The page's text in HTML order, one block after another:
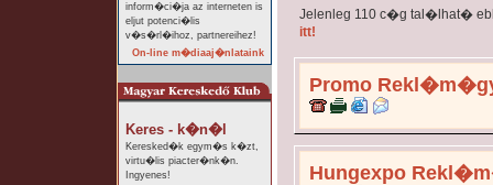
inform�ci�ja az interneten is
eljut potenci�lis
v�s�rl�ihoz, partnereihez!
On-line m�diaaj�nlataink
Keres - k�n�l
Keresked�k egym�s k�zt,
virtu�lis piacter�nk�n.
Ingyenes!
Jelenleg 110 c�g tal�lhat�
itt!
Promo
Hungexpo